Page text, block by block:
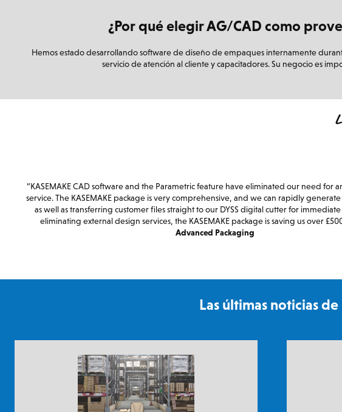
¿Por qué elegir AG/CAD como
Hemos estado desarrollando software de diseño de empaques internamente
servicio de atención al cliente y capacitadores. Su negocio es
“KASEMAKE CAD software and the Parametric feature have eliminated our need for
service. The KASEMAKE package is very comprehensive, and we can rapidly
as well as transferring customer files straight to our DYSS digital cutter for
eliminating external design services, the KASEMAKE package is saving us over
Advanced Packaging
Las últimas noticias